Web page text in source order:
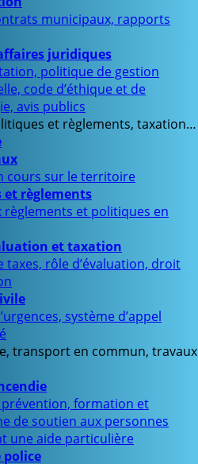
municipaux, rapports
juridiques
politique de gestion
code d’éthique et de
avis publics
et règlements, taxation…
cours sur le territoire
et règlements
règlements et politiques en
et taxation
taxes, rôle d’évaluation, droit
système d’appel
transport en commun, travaux
prévention, formation et
de soutien aux personnes
une aide particulière
police